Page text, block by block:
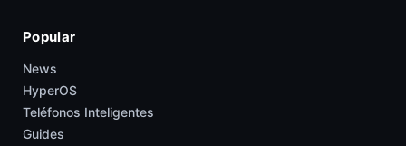
Popular
News
HyperOS
Teléfonos Inteligentes
Guides